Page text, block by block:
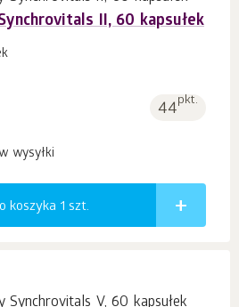
II, 60 kapsułek
44pkt.
wysyłki
koszyka 1 szt.